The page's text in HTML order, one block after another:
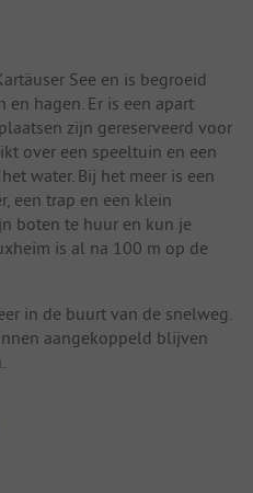
See en is begroeid
hagen. Er is een apart
zijn gereserveerd voor
over een speeltuin en een
water. Bij het meer is een
een trap en een klein
boten te huur en kun je
is al na 100 m op de
in de buurt van de snelweg.
aangekoppeld blijven